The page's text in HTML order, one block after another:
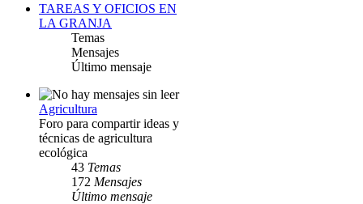
TAREAS Y OFICIOS EN
LA GRANJA
Temas
Mensajes
Último mensaje
Agricultura
Foro para compartir ideas y
técnicas de agricultura
ecológica
43 Temas
172 Mensajes
Último mensaje